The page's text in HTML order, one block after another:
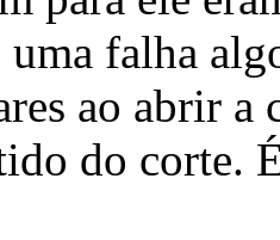
falha
ao abrir a
do corte.